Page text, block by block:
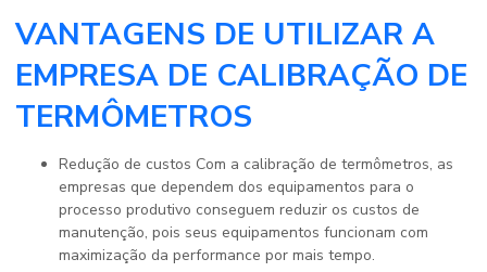
VANTAGENS DE UTILIZAR A
EMPRESA DE CALIBRAÇÃO DE
TERMÔMETROS
Redução de custos Com a calibração de termômetros, as
empresas que dependem dos equipamentos para o
processo produtivo conseguem reduzir os custos de
manutenção, pois seus equipamentos funcionam com
maximização da performance por mais tempo.